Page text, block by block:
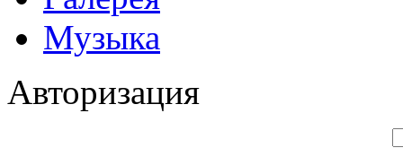
Музыка
Авторизация